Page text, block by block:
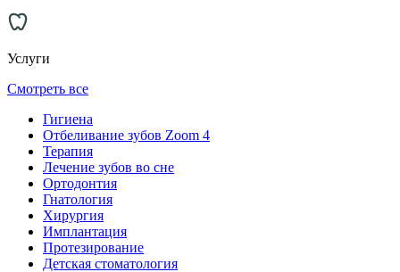
Услуги
Смотреть все
Гигиена
Отбеливание зубов Zoom 4
Терапия
Лечение зубов во сне
Ортодонтия
Гнатология
Хирургия
Имплантация
Протезирование
Детская стоматология